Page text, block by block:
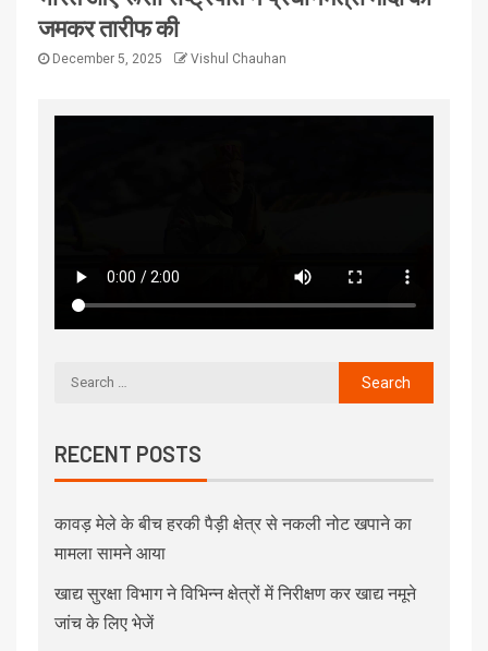
जमकर तारीफ की
December 5, 2025 Vishul Chauhan
RECENT POSTS
कावड़ मेले के बीच हरकी पैड़ी क्षेत्र से नकली नोट खपाने का
मामला सामने आया
खाद्य सुरक्षा विभाग ने विभिन्न क्षेत्रों में निरीक्षण कर खाद्य नमूने
जांच के लिए भेजें